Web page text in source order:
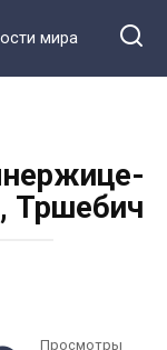
мира
Тршебич
Просмотры